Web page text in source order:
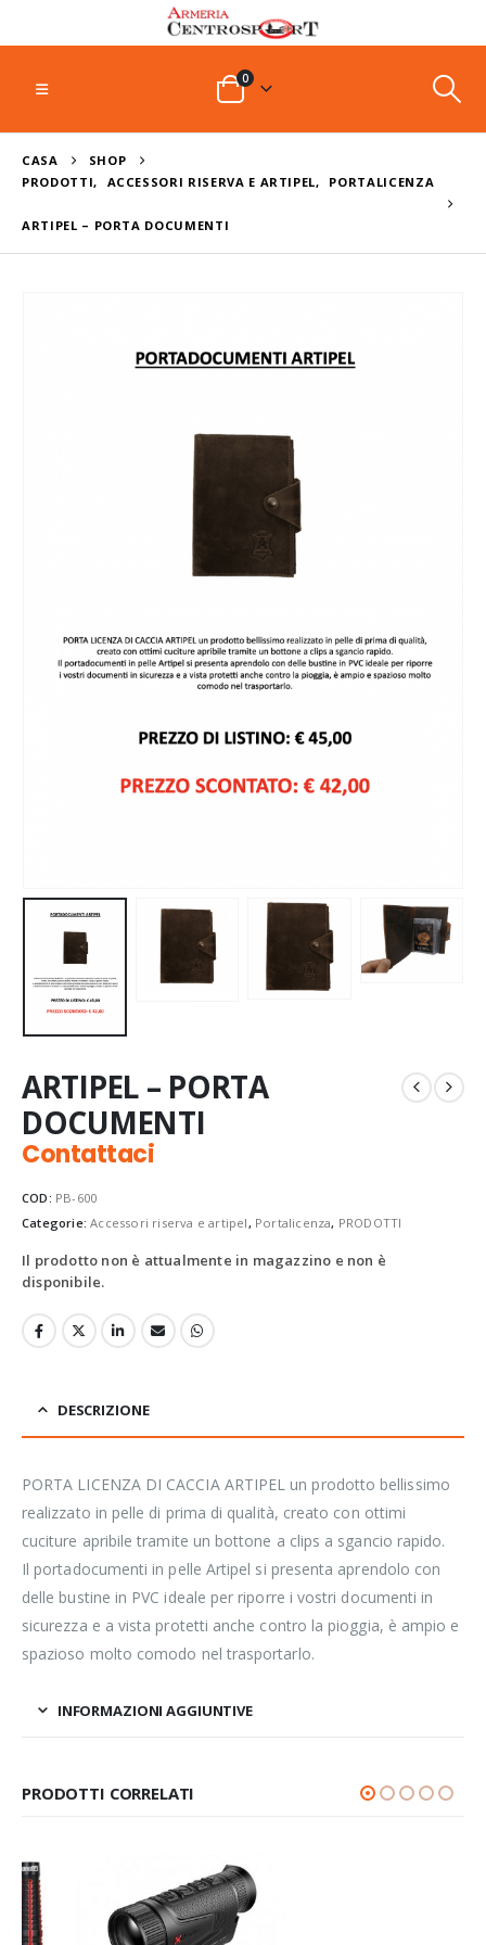
0
CASA
SHOP
PRODOTTI, ACCESSORI RISERVA E ARTIPEL, PORTALICENZA
ARTIPEL – PORTA DOCUMENTI
ARTIPEL – PORTA
DOCUMENTI
Contattaci
COD: PB-600
Categorie:Accessori riserva e artipel, Portalicenza, PRODOTTI
Il prodotto non è attualmente in magazzino e non è
disponibile.
DESCRIZIONE
PORTA LICENZA DI CACCIA ARTIPEL un prodotto bellissimo
realizzato in pelle di prima di qualità, creato con ottimi
cuciture apribile tramite un bottone a clips a sgancio rapido.
Il portadocumenti in pelle Artipel si presenta aprendolo con
delle bustine in PVC ideale per riporre i vostri documenti in
sicurezza e a vista protetti anche contro la pioggia, è ampio e
spazioso molto comodo nel trasportarlo.
INFORMAZIONI AGGIUNTIVE
PRODOTTI CORRELATI